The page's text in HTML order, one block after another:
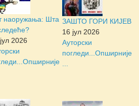
наоружања: Шта
2026
Опширније
ЗАШТО ГОРИ КИЈЕВ
16 јул 2026
Ауторски
погледи... Опширније